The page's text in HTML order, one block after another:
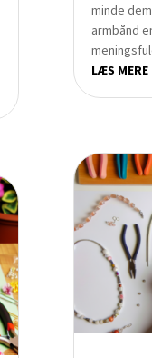
minde
armbånd
LÆS MERE